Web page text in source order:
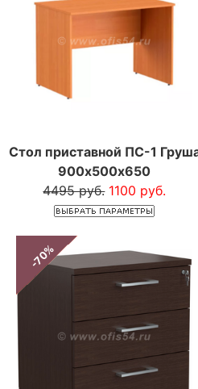
Стол приставной ПС-1
900х500х650
4495 руб. 1100 руб.
-70%